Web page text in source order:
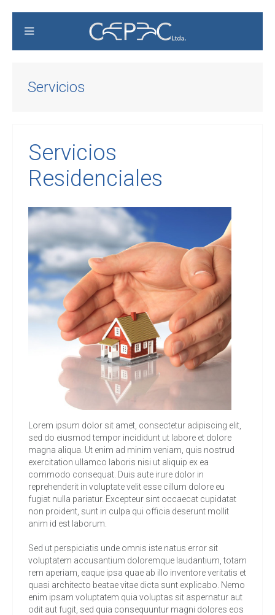
Servicios
Servicios
Residenciales
Lorem ipsum dolor sit amet, consectetur adipiscing elit,
sed do eiusmod tempor incididunt ut labore et dolore
magna aliqua. Ut enim ad minim veniam, quis nostrud
exercitation ullamco laboris nisi ut aliquip ex ea
commodo consequat. Duis aute irure dolor in
reprehenderit in voluptate velit esse cillum dolore eu
fugiat nulla pariatur. Excepteur sint occaecat cupidatat
non proident, sunt in culpa qui officia deserunt mollit
anim id est laborum.
Sed ut perspiciatis unde omnis iste natus error sit
voluptatem accusantium doloremque laudantium, totam
rem aperiam, eaque ipsa quae ab illo inventore veritatis et
quasi architecto beatae vitae dicta sunt explicabo. Nemo
enim ipsam voluptatem quia voluptas sit aspernatur aut
odit aut fugit, sed quia consequuntur magni dolores eos